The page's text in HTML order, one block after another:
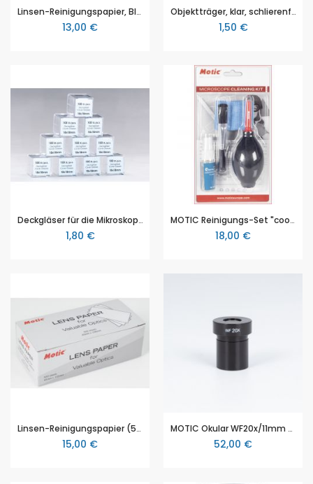
Linsen-Reinigungspapier, Block mit 250 Blatt, 10x13 cm
13,00 €
Objektträger, klar, schlierenfrei, ohne Vertiefung, 50 Stück, 76x26mm.
1,50 €
Deckgläser für die Mikroskopie, aus Klarglas, schlierenfrei, 100 Stück, viereckig, 22x22mm
1,80 €
MOTIC Reinigungs-Set "coolClean pro"
18,00 €
Linsen-Reinigungspapier (500er Pack)
15,00 €
MOTIC Okular WF20x/11mm (RedLine100)
52,00 €